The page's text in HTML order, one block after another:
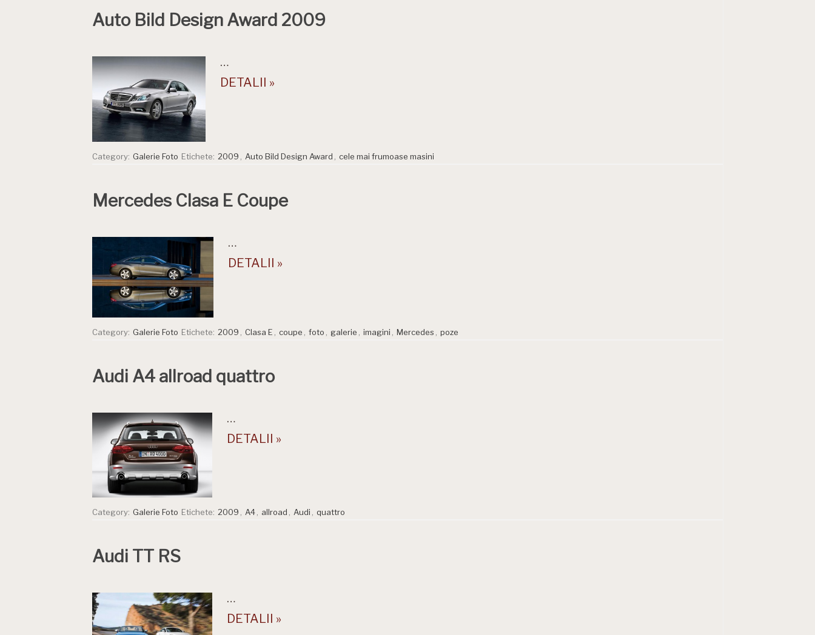
Auto Bild Design Award 2009
…
DETALII »
Category: Galerie Foto Etichete: 2009 Auto Bild Design Award cele mai frumoase masini
Mercedes Clasa E Coupe
…
DETALII »
Category: Galerie Foto Etichete: 2009 Clasa E coupe foto galerie imagini Mercedes poze
Audi A4 allroad quattro
…
DETALII »
Category: Galerie Foto Etichete: 2009 A4 allroad Audi quattro
Audi TT RS
…
DETALII »